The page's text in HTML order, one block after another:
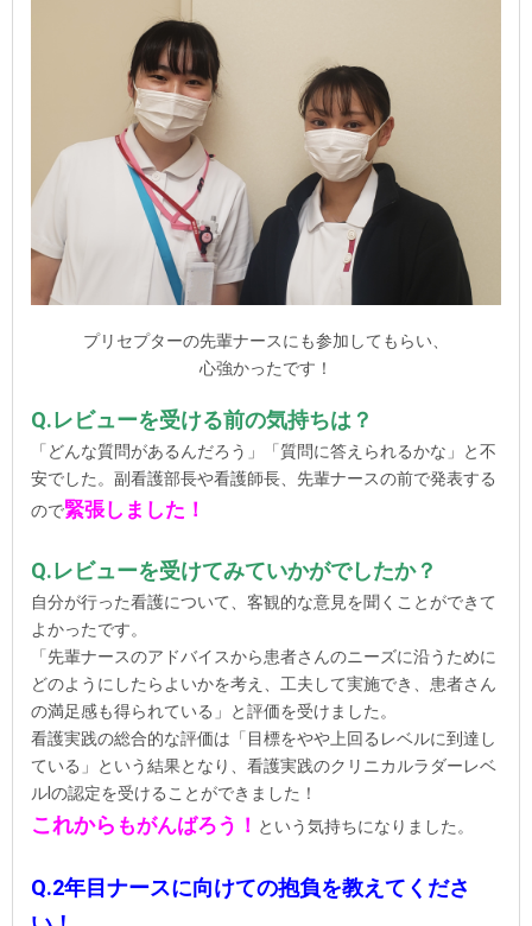
プリセプターの先輩ナースにも参加してもらい、
心強かったです！
Q.レビューを受ける前の気持ちは？
「どんな質問があるんだろう」「質問に答えられるかな」と不
安でした。副看護部長や看護師長、先輩ナースの前で発表する
ので緊張しました！
Q.レビューを受けてみていかがでしたか？
自分が行った看護について、客観的な意見を聞くことができて
よかったです。
「先輩ナースのアドバイスから患者さんのニーズに沿うために
どのようにしたらよいかを考え、工夫して実施でき、患者さん
の満足感も得られている」と評価を受けました。
看護実践の総合的な評価は「目標をやや上回るレベルに到達し
ている」という結果となり、看護実践のクリニカルラダーレベ
ルⅠの認定を受けることができました！
これから もがんばろう！ という気持ちになりました。
Q.2年目ナースに向けての抱負を教えてくださ